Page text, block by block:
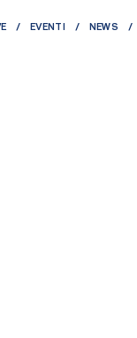
EVENTI NEWS